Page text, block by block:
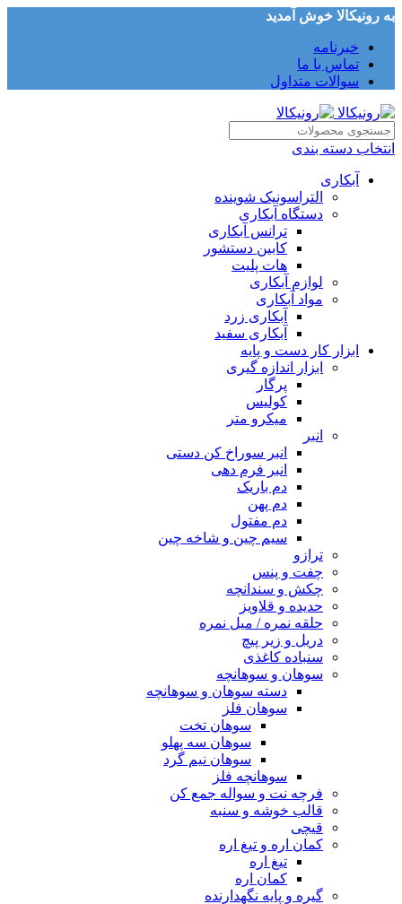
به رونیکالا خوش آمدید
خبرنامه
تماس با ما
سوالات متداول
انتخاب دسته بندی
آبکاری
التراسونیک شوینده
دستگاه آبکاری
ترانس آبکاری
کابین دستشور
هات پلیت
لوازم آبکاری
مواد آبکاری
آبکاری زرد
آبکاری سفید
ابزار کار دست و پایه
ابزار اندازه گیری
پرگار
کولیس
میکرو متر
انبر
انبر سوراخ کن دستی
انبر فرم دهی
دم باریک
دم پهن
دم مفتول
سیم چین و شاخه چین
ترازو
چفت و پنس
چکش و سندانچه
حدیده و قلاویز
حلقه نمره / میل نمره
دریل و زیر پیچ
سنباده کاغذی
سوهان و سوهانچه
دسته سوهان و سوهانچه
سوهان فلز
سوهان تخت
سوهان سه پهلو
سوهان نیم گرد
سوهانچه فلز
فرچه نت و سواله جمع کن
قالب خوشه و سنبه
قیچی
کمان اره و تیغ اره
تیغ اره
کمان اره
گیره و پایه نگهدارنده